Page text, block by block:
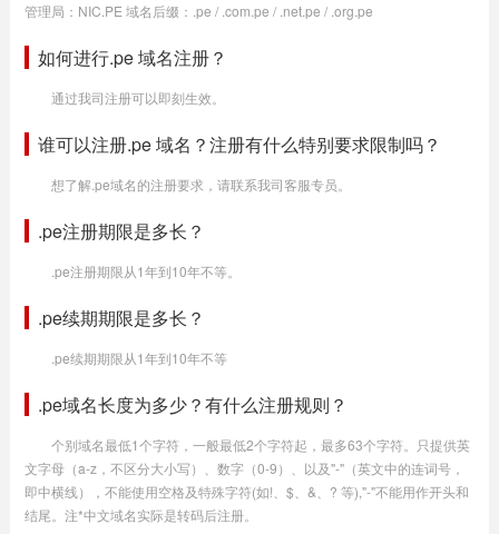
管理局：NIC.PE 域名后缀：.pe / .com.pe / .net.pe / .org.pe
如何进行.pe 域名注册？
通过我司注册可以即刻生效。
谁可以注册.pe 域名？注册有什么特别要求限制吗？
想了解.pe域名的注册要求，请联系我司客服专员。
.pe注册期限是多长？
.pe注册期限从1年到10年不等。
.pe续期期限是多长？
.pe续期期限从1年到10年不等
.pe域名长度为多少？有什么注册规则？
个别域名最低1个字符，一般最低2个字符起，最多63个字符。只提供英
文字母（a-z，不区分大小写）、数字（0-9）、以及"-"（英文中的连词号，
即中横线），不能使用空格及特殊字符(如!、$、&、? 等),"-"不能用作开头和
结尾。注*中文域名实际是转码后注册。